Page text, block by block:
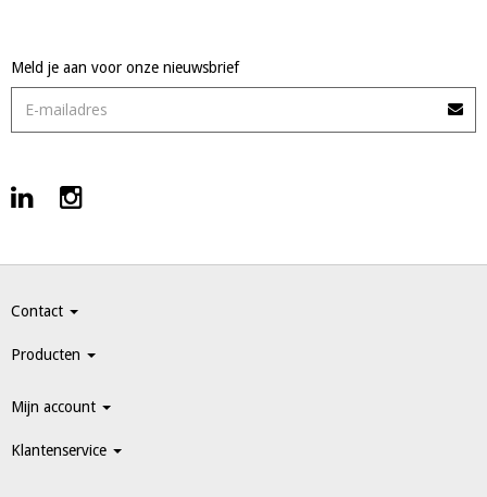
Meld je aan voor onze nieuwsbrief
Contact
Producten
Mijn account
Klantenservice